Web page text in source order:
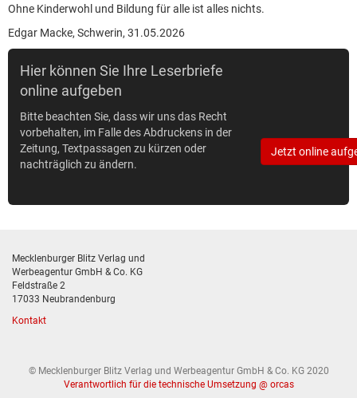
Ohne Kinderwohl und Bildung für alle ist alles nichts.
Edgar Macke, Schwerin, 31.05.2026
Hier können Sie Ihre Leserbriefe
online aufgeben
Bitte beachten Sie, dass wir uns das Recht
vorbehalten, im Falle des Abdruckens in der
Zeitung, Textpassagen zu kürzen oder
nachträglich zu ändern.
Jetzt online
Mecklenburger Blitz Verlag und
Werbeagentur GmbH & Co. KG
Feldstraße 2
17033 Neubrandenburg
Kontakt
© Mecklenburger Blitz Verlag und Werbeagentur GmbH & Co. KG 2020
Verantwortlich für die technische Umsetzung @ orcas